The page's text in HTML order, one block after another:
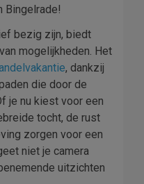
Bingelrade!
bezig zijn, biedt
mogelijkheden. Het
, dankzij
die door de
je nu kiest voor een
tocht, de rust
zorgen voor een
niet je camera
uitzichten